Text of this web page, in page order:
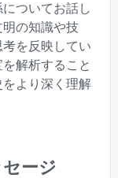
ついてお話し
の知識や技
を反映してい
解析すること
より深く理解
ージ